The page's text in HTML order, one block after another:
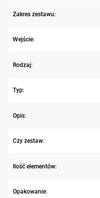
Zakres zestawu:
Wejście:
Rodzaj:
Typ:
Opis:
Czy zestaw:
Ilość elementów:
Opakowanie: